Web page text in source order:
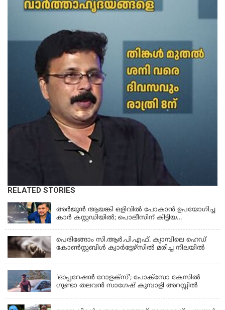
RELATED STORIES
KERALA
അർജുൻ ആയങ്കി ഒളിവിൽ പോകാൻ ഉപയോഗിച്ച
കാർ കസ്റ്റഡിയിൽ; പൊലീസിന് കിട്ടിയ
പെരിങ്ങോം സി.ആർ.പി.എഫ്. ക്യാമ്പിലെ ഹെഡ്
കോൺസ്റ്റബിൾ ക്വാർട്ടേഴ്സിൽ മരിച്ച നിലയിൽ
'ഓപ്പറേഷൻ റോളക്സ്'; പോക്സോ കേസിൽ
ഗുണ്ടാ തലവൻ സാഗേഷ് കുമ്പാളി അറസ്റ്റിൽ